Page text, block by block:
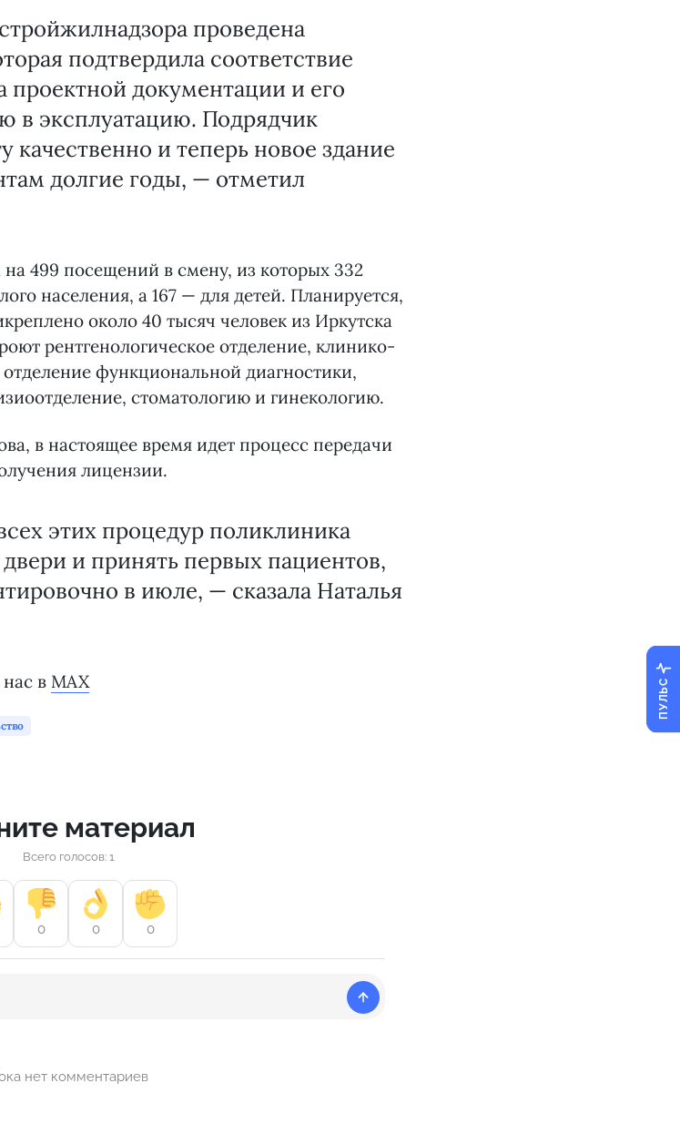
проведена
подтвердила соответствие
проектной документации и его
в эксплуатацию. Подрядчик
качественно и теперь новое здание
долгие годы, — отметил
499 посещений в смену, из которых 332
населения, а 167 — для детей. Планируется,
около 40 тысяч человек из Иркутска
рентгенологическое отделение, клинико-
функциональной диагностики,
стоматологию и гинекологию.
в настоящее время идет процесс передачи
лицензии.
этих процедур поликлиника
и принять первых пациентов,
в июле, — сказала Наталья
в MAX
материал
Всего голосов: 1
0 0 0
нет комментариев
ПУЛЬС